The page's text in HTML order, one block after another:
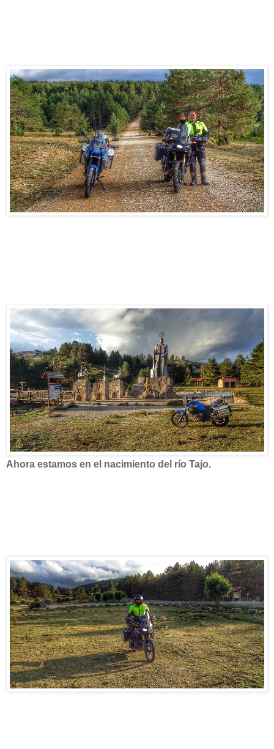
Ahora estamos en el nacimiento del río Tajo.